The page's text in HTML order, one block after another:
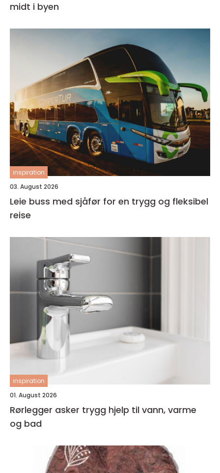
midt i byen
inspiration
03. August 2026
Leie buss med sjåfør for en trygg og fleksibel
reise
inspiration
01. August 2026
Rørlegger asker trygg hjelp til vann, varme
og bad